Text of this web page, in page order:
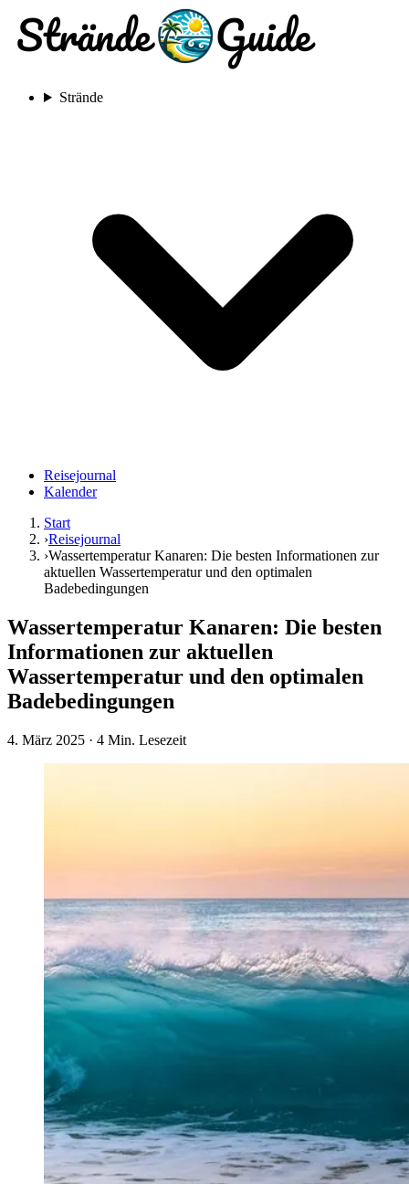
Strände
Reisejournal
Kalender
Start
›Reisejournal
›Wassertemperatur Kanaren: Die besten Informationen zur
aktuellen Wassertemperatur und den optimalen
Badebedingungen
Wassertemperatur Kanaren: Die besten
Informationen zur aktuellen
Wassertemperatur und den optimalen
Badebedingungen
4. März 2025 · 4 Min. Lesezeit